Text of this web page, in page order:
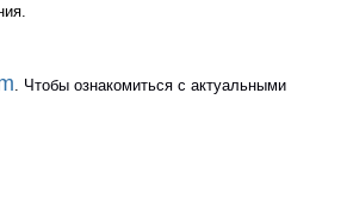
. Чтобы ознакомиться с актуальными